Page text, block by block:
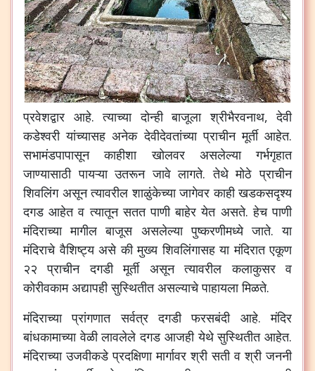
प्रवेशद्वार आहे.त्याच्या दोन्ही बाजूला श्रीभैरवनाथ,देवी
कडेश्वरी यांच्यासह अनेक देवीदेवतांच्या प्राचीन मूर्ती आहेत.
सभामंडपापासून
काहीशा खोलवर असलेल्या
गर्भगृहात
जाण्यासाठी पायऱ्या उतरून जावे लागते.तेथे मोठे प्राचीन
शिवलिंग असून त्यावरील शाळुंकेच्या जागेवर काही खडकसदृश्य
दगड आहेत व त्यातून सतत पाणी बाहेर येत असते.हेच पाणी
मंदिराच्या मागील बाजूस असलेल्या पुष्करणीमध्ये जाते.या
मंदिराचे वैशिष्ट्य असे की मुख्य शिवलिंगासह या मंदिरात एकूण
२२
प्राचीन दगडी मूर्ती असून त्यावरील कलाकुसर
व
कोरीवकाम अद्यापही सुस्थितीत असल्याचे पाहायला मिळते.
मंदिराच्या प्रांगणात सर्वत्र दगडी फरसबंदी आहे.मंदिर
बांधकामाच्या वेळी लावलेले दगड आजही येथे सुस्थितीत आहेत.
मंदिराच्या उजवीकडे प्रदक्षिणा मार्गावर श्री सती व श्री जननी